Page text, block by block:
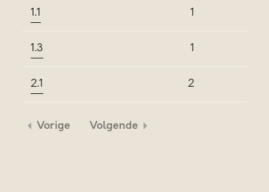
1.1 1
1.3 1
2.1 2
Vorige Volgende